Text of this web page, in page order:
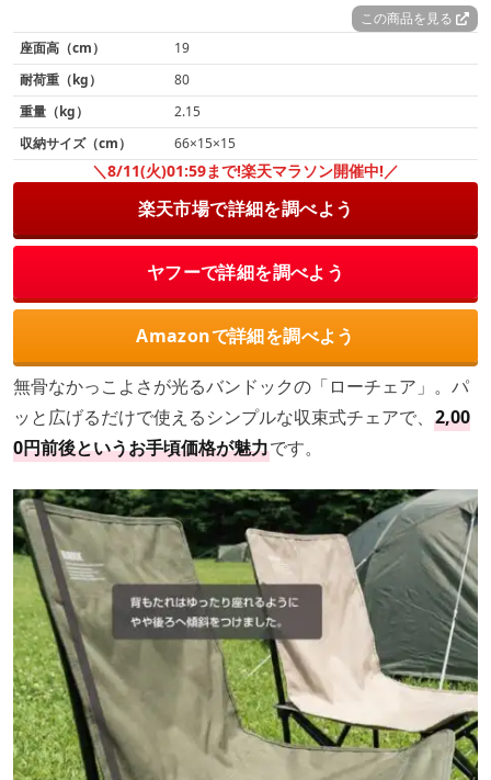
この商品を見る
座面高（cm）
19
耐荷重（kg）
80
重量（kg）
2.15
収納サイズ（cm）
66×15×15
＼8/11(火)01:59まで!楽天マラソン開催中!／
楽天市場で詳細を調べよう
ヤフーで詳細を調べよう
Amazonで詳細を調べよう
無骨なかっこよさが光るバンドックの「ローチェア」。パ
ッと広げるだけで使えるシンプルな収束式チェアで、 2,00
0円前後というお手頃価格が魅力です。